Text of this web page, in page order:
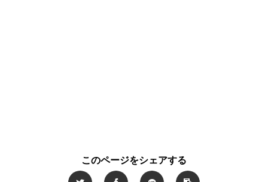
このページをシェアする